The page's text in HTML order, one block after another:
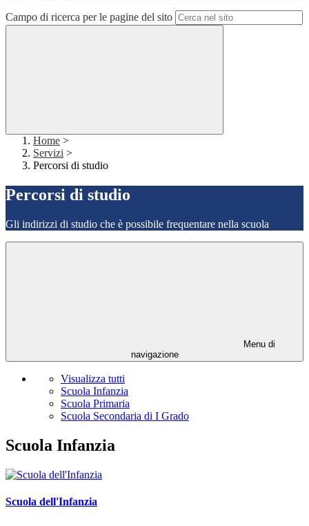
Campo di ricerca per le pagine del sito
Home >
Servizi >
Percorsi di studio
Percorsi di studio
Gli indirizzi di studio che è possibile frequentare nella scuola
Menu di
navigazione
Visualizza tutti
Scuola Infanzia
Scuola Primaria
Scuola Secondaria di I Grado
Scuola Infanzia
Scuola dell'Infanzia